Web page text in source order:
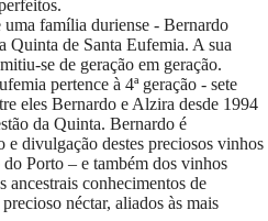
família duriense - Bernardo
de Santa Eufemia. A sua
se de geração em geração.
pertence à 4ª geração - sete
eles Bernardo e Alzira desde 1994
da Quinta. Bernardo é
e divulgação destes preciosos vinhos
Porto – e também dos vinhos
conhecimentos de
néctar, aliados às mais